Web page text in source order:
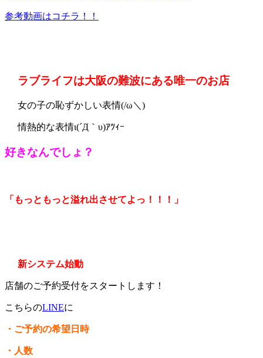
参考動画はコチラ！！
ラブライフは大阪の難波にある唯一のお店
女の子の恥ずかしい表情(/ω＼)
情熱的な表情ι(´Д｀υ)ｱﾂｨｰ
好きなんでしょ？
「もっともっと溢れ出させてよっ！！！」
新システム始動
店舗のご予約受付をスタートします！
こちらのLINEに
・ご予約の希望日時
・人数